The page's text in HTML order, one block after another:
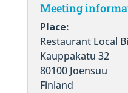
Meeting
Place:
Restaurant Local
Kauppakatu 32
80100 Joensuu
Finland